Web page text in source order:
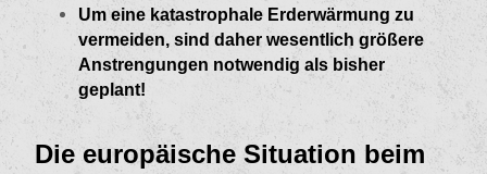
Um eine katastrophale Erderwärmung zu
vermei­den, sind daher wesentlich größere
Anstrengungen notwendig als bisher
geplant!
Die europäische Situation beim